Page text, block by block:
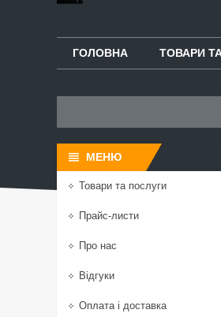
ГОЛОВНА ТОВАРИ
Товари та послуги
Прайс-листи
Про нас
Відгуки
Оплата і доставка